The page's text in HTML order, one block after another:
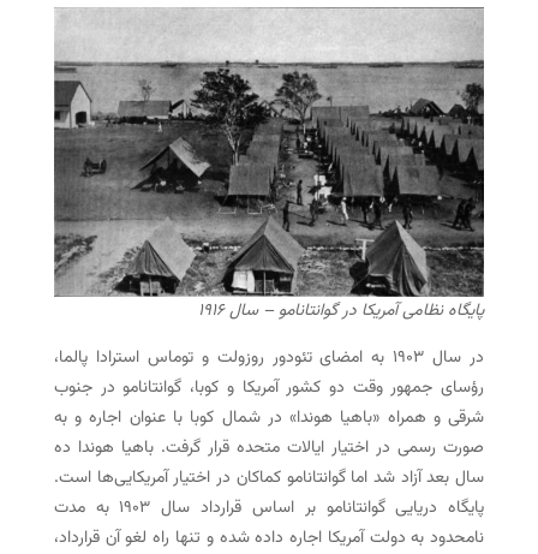
پایگاه نظامی آمریکا در گوانتانامو – سال ۱۹۱۶
در سال ۱۹۰۳ به امضای تئودور روزولت و توماس استرادا پالما،
رؤسای جمهور وقت دو کشور آمریکا و کوبا، گوانتانامو در جنوب
شرقی و همراه «باهیا هوندا» در شمال کوبا با عنوان اجاره و به
صورت رسمی در اختیار ایالات متحده قرار گرفت. باهیا هوندا ده
سال بعد آزاد شد اما گوانتانامو کماکان در اختیار آمریکایی‌ها است.
پایگاه دریایی گوانتانامو بر اساس قرارداد سال ۱۹۰۳ به مدت
نامحدود به دولت آمریکا اجاره داده شده و تنها راه لغو آن قرارداد،